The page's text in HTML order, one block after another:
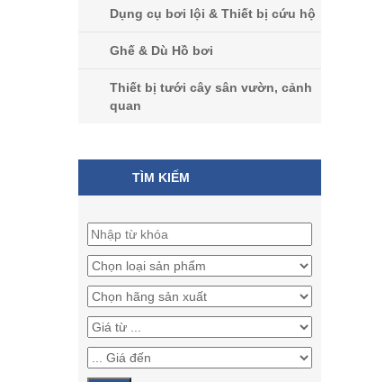
Dụng cụ bơi lội & Thiết bị cứu hộ
Ghế & Dù Hồ bơi
Thiết bị tưới cây sân vườn, cảnh
quan
TÌM KIẾM